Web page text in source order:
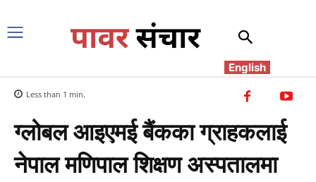
English
Less than 1 min.
ग्लोबल आइएमई बैंकका ग्राहकलाई
नेपाल मणिपाल शिक्षण अस्पतालमा